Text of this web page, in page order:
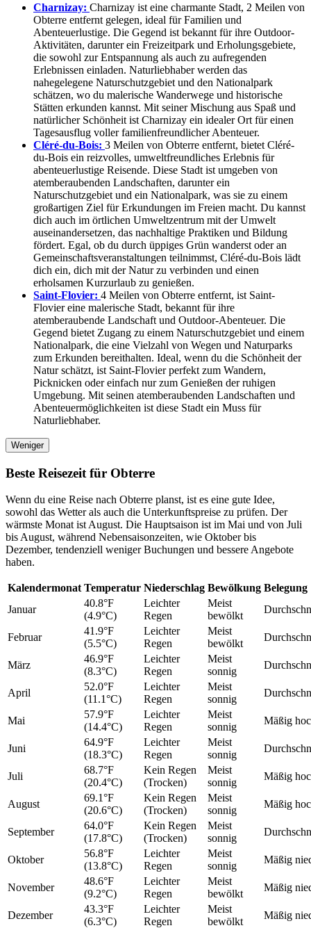
Charnizay: Charnizay ist eine charmante Stadt, 2 Meilen von
Obterre entfernt gelegen, ideal für Familien und
Abenteuerlustige. Die Gegend ist bekannt für ihre Outdoor-
Aktivitäten, darunter ein Freizeitpark und Erholungsgebiete,
die sowohl zur Entspannung als auch zu aufregenden
Erlebnissen einladen. Naturliebhaber werden das
nahegelegene Naturschutzgebiet und den Nationalpark
schätzen, wo du malerische Wanderwege und historische
Stätten erkunden kannst. Mit seiner Mischung aus Spaß und
natürlicher Schönheit ist Charnizay ein idealer Ort für einen
Tagesausflug voller familienfreundlicher Abenteuer.
Cléré-du-Bois: 3 Meilen von Obterre entfernt, bietet Cléré-
du-Bois ein reizvolles, umweltfreundliches Erlebnis für
abenteuerlustige Reisende. Diese Stadt ist umgeben von
atemberaubenden Landschaften, darunter ein
Naturschutzgebiet und ein Nationalpark, was sie zu einem
großartigen Ziel für Erkundungen im Freien macht. Du kannst
dich auch im örtlichen Umweltzentrum mit der Umwelt
auseinandersetzen, das nachhaltige Praktiken und Bildung
fördert. Egal, ob du durch üppiges Grün wanderst oder an
Gemeinschaftsveranstaltungen teilnimmst, Cléré-du-Bois lädt
dich ein, dich mit der Natur zu verbinden und einen
erholsamen Kurzurlaub zu genießen.
Saint-Flovier: 4 Meilen von Obterre entfernt, ist Saint-
Flovier eine malerische Stadt, bekannt für ihre
atemberaubende Landschaft und Outdoor-Abenteuer. Die
Gegend bietet Zugang zu einem Naturschutzgebiet und einem
Nationalpark, die eine Vielzahl von Wegen und Naturparks
zum Erkunden bereithalten. Ideal, wenn du die Schönheit der
Natur schätzt, ist Saint-Flovier perfekt zum Wandern,
Picknicken oder einfach nur zum Genießen der ruhigen
Umgebung. Mit seinen atemberaubenden Landschaften und
Abenteuermöglichkeiten ist diese Stadt ein Muss für
Naturliebhaber.
Weniger
Beste Reisezeit für Obterre
Wenn du eine Reise nach Obterre planst, ist es eine gute Idee,
sowohl das Wetter als auch die Unterkunftspreise zu prüfen. Der
wärmste Monat ist August. Die Hauptsaison ist im Mai und von Juli
bis August, während Nebensaisonzeiten, wie Oktober bis
Dezember, tendenziell weniger Buchungen und bessere Angebote
haben.
Kalendermonat Temperatur Niederschlag Bewölkung Belegung
Januar
40.8°F
(4.9°C)
Leichter
Regen
Meist
bewölkt
Februar
41.9°F
(5.5°C)
Leichter
Regen
Meist
bewölkt
März
46.9°F
(8.3°C)
Leichter
Regen
Meist
sonnig
April
52.0°F
(11.1°C)
Leichter
Regen
Meist
sonnig
Mai
57.9°F
(14.4°C)
Leichter
Regen
Meist
sonnig
Mäßig
Juni
64.9°F
(18.3°C)
Leichter
Regen
Meist
sonnig
Juli
68.7°F
(20.4°C)
Kein Regen
(Trocken)
Meist
sonnig
Mäßig
August
69.1°F
(20.6°C)
Kein Regen
(Trocken)
Meist
sonnig
Mäßig
September
64.0°F
(17.8°C)
Kein Regen
(Trocken)
Meist
sonnig
Oktober
56.8°F
(13.8°C)
Leichter
Regen
Meist
sonnig
Mäßig
November
48.6°F
(9.2°C)
Leichter
Regen
Meist
bewölkt
Mäßig
Dezember
43.3°F
(6.3°C)
Leichter
Regen
Meist
bewölkt
Mäßig